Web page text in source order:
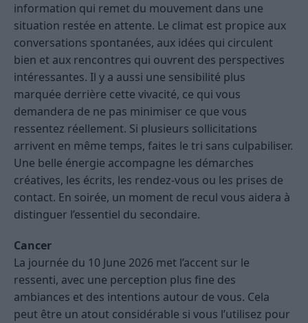
information qui remet du mouvement dans une
situation restée en attente. Le climat est propice aux
conversations spontanées, aux idées qui circulent
bien et aux rencontres qui ouvrent des perspectives
intéressantes. Il y a aussi une sensibilité plus
marquée derrière cette vivacité, ce qui vous
demandera de ne pas minimiser ce que vous
ressentez réellement. Si plusieurs sollicitations
arrivent en même temps, faites le tri sans culpabiliser.
Une belle énergie accompagne les démarches
créatives, les écrits, les rendez-vous ou les prises de
contact. En soirée, un moment de recul vous aidera à
distinguer l’essentiel du secondaire.
Cancer
La journée du 10 June 2026 met l’accent sur le
ressenti, avec une perception plus fine des
ambiances et des intentions autour de vous. Cela
peut être un atout considérable si vous l’utilisez pour